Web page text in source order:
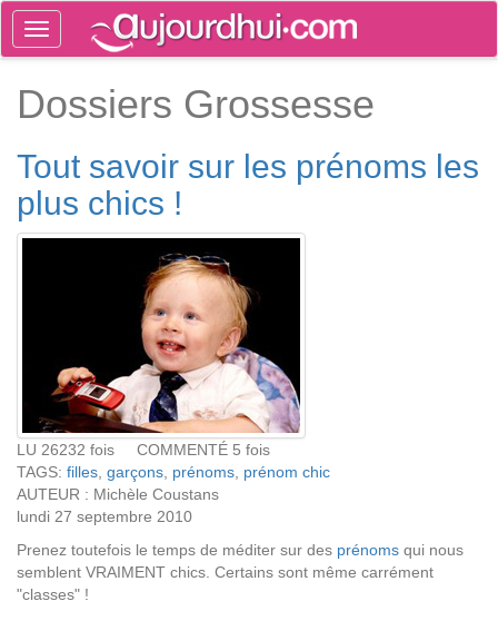
Toggle
navigation
Dossiers Grossesse
Tout savoir sur les prénoms les
plus chics !
LU 26232 fois COMMENTÉ 5 fois
TAGS: filles garçons prénoms prénom chic
AUTEUR : Michèle Coustans
lundi 27 septembre 2010
Prenez toutefois le temps de méditer sur des prénoms qui nous
semblent VRAIMENT chics. Certains sont même carrément
"classes" !